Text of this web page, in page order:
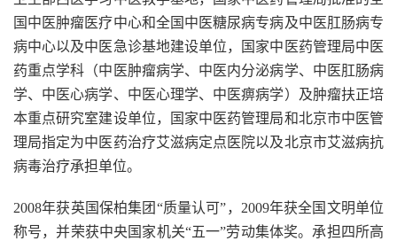
国中医肿瘤医疗中心和全国中医糖尿病专病及中医肛肠病专
病中心以及中医急诊基地建设单位，国家中医药管理局中医
药重点学科（中医肿瘤病学、中医内分泌病学、中医肛肠病
学、中医心病学、中医心理学、中医痹病学）及肿瘤扶正培
本重点研究室建设单位，国家中医药管理局和北京市中医管
理局指定为中医药治疗艾滋病定点医院以及北京市艾滋病抗
病毒治疗承担单位。
2008年获英国保柏集团“质量认可”，2009年获全国文明单位
称号，并荣获中央国家机关“五一”劳动集体奖。承担四所高